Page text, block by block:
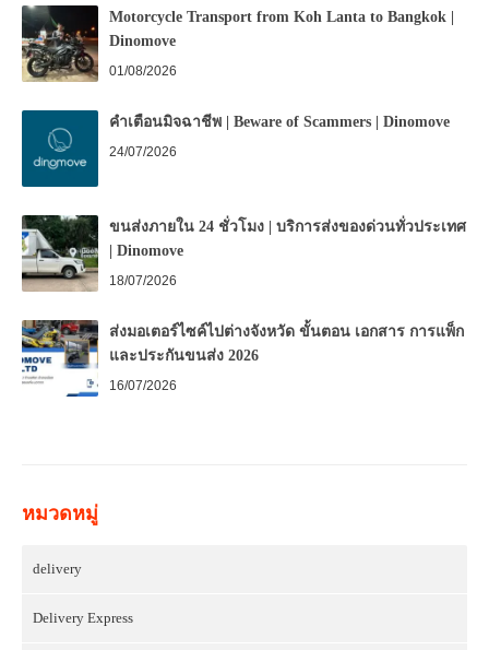
Motorcycle Transport from Koh Lanta to Bangkok |
Dinomove
01/08/2026
คำเตือนมิจฉาชีพ | Beware of Scammers | Dinomove
24/07/2026
ขนส่งภายใน 24 ชั่วโมง | บริการส่งของด่วนทั่วประเทศ
| Dinomove
18/07/2026
ส่งมอเตอร์ไซค์ไปต่างจังหวัด ขั้นตอน เอกสาร การแพ็ก
และประกันขนส่ง 2026
16/07/2026
หมวดหมู่
delivery
Delivery Express